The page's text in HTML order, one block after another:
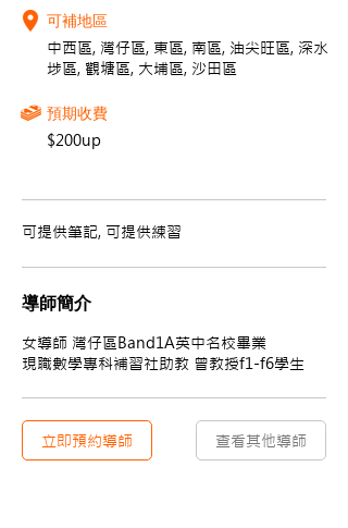
可補地區
中西區, 灣仔區, 東區, 南區, 油尖旺區, 深水
埗區, 觀塘區, 大埔區, 沙田區
預期收費
$200up
可提供筆記, 可提供練習
導師簡介
女導師 灣仔區Band1A英中名校畢業
現職數學專科補習社助教 曾教授f1-f6學生
立即預約導師 查看其他導師